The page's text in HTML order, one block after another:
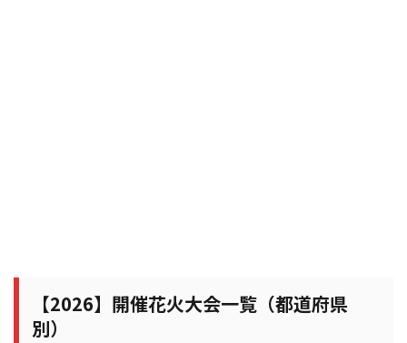
【2026】開催花火大会一覧（都道府県
別）